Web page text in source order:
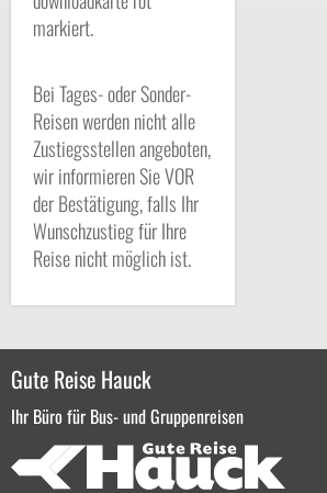
markiert.
Bei Tages- oder Sonder-
Reisen werden nicht alle
Zustiegsstellen angeboten,
wir informieren Sie VOR
der Bestätigung, falls Ihr
Wunschzustieg für Ihre
Reise nicht möglich ist.
Gute Reise Hauck
Ihr Büro für Bus- und Gruppenreisen